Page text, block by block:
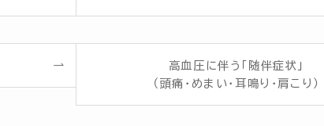
高血圧に伴う「随伴症状」
（頭痛・めまい・耳鳴り・肩こり）